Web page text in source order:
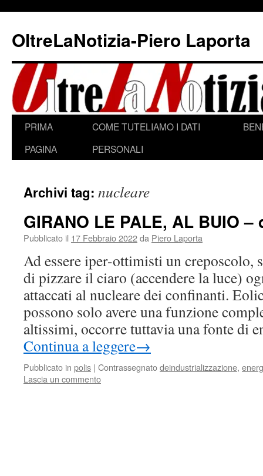
contenuto
OltreLaNotizia-Piero Laporta
PRIMA
PAGINA
COME TUTELIAMO I DATI
PERSONALI
Archivi tag: nucleare
GIRANO LE PALE, AL BUIO
Pubblicato il 17 Febbraio 2022da Piero Laporta
Ad essere iper-ottimisti un creposcolo,
di pizzare il ciaro (accendere la luce)
attaccati al nucleare dei confinanti.
possono solo avere una funzione
altissimi, occorre tuttavia una fonte di
Continua a leggere→
Pubblicato in polis | Contrassegnatodeindustrializzazione,
Lascia un commento